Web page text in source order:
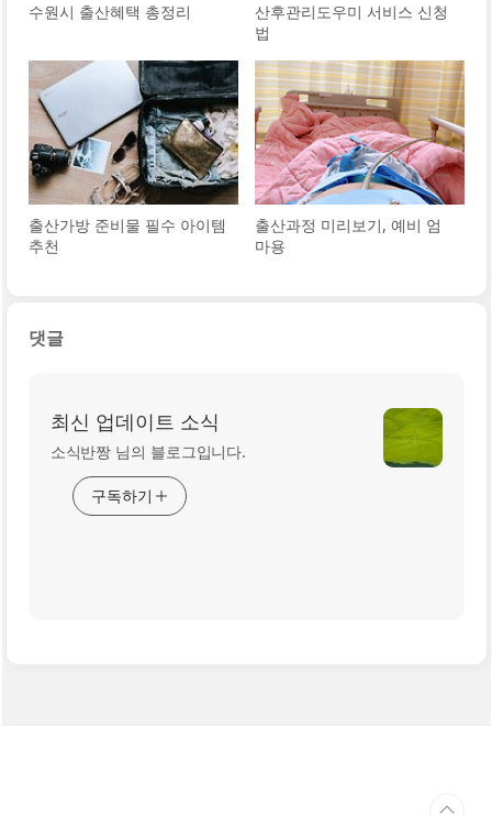
수원시 출산혜택 총정리
산후관리도우미 서비스 신청
법
출산가방 준비물 필수 아이템
추천
출산과정 미리보기, 예비 엄
마용
댓글
최신 업데이트 소식
소식반짱 님의 블로그입니다.
구독하기